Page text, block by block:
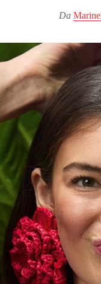
Da